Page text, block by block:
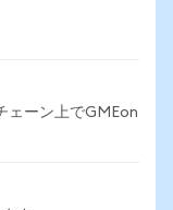
ェーン上でGMEon